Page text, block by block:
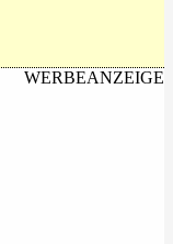
WERBEANZEIGE